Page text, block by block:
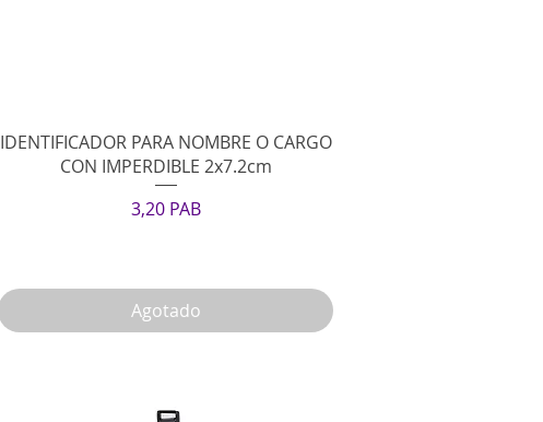
Vista rápida
IDENTIFICADOR PARA NOMBRE O CARGO
CON IMPERDIBLE 2x7.2cm
Precio
3,20 PAB
Agotado